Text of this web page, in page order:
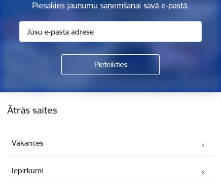
Piesakies jaunumu saņemšanai savā e-pastā.
Ātrās saites
Vakances
Iepirkumi